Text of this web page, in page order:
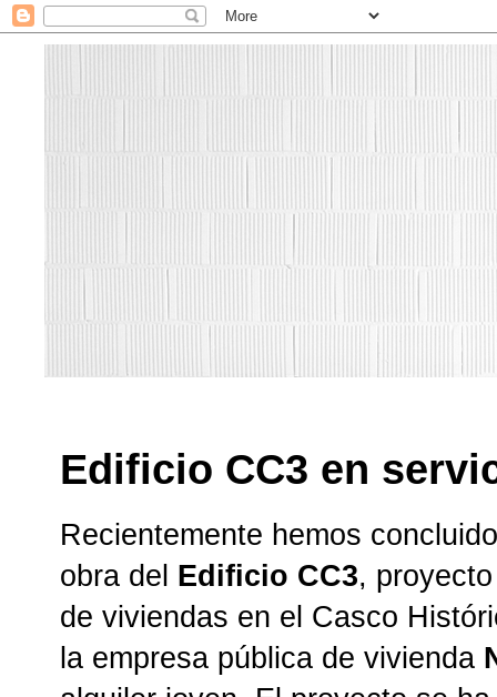
Edificio CC3 en
Recientemente hemos
obra del Edificio CC3,
de viviendas en el Casco
la empresa pública de vivienda